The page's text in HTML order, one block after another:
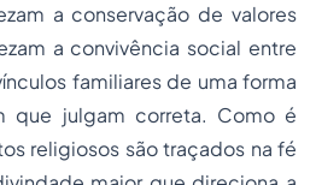
a conservação de valores
a convivência social entre
familiares de uma forma
que julgam correta. Como é
religiosos são traçados na fé